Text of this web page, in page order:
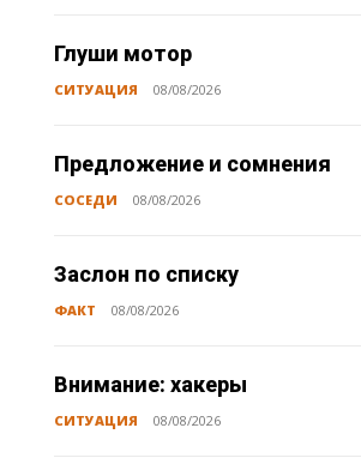
Глуши мотор
СИТУАЦИЯ 08/08/2026
Предложение и сомнения
СОСЕДИ 08/08/2026
Заслон по списку
ФАКТ 08/08/2026
Внимание: хакеры
СИТУАЦИЯ 08/08/2026